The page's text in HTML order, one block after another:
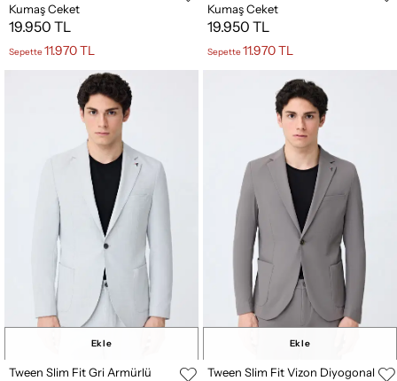
Kumaş Ceket
19.950 TL
Sepette 11.970 TL
Kumaş Ceket
19.950 TL
Sepette 11.970 TL
Ekle
Tween Slim Fit Gri Armürlü
Ekle
Tween Slim Fit Vizon Diyogonal